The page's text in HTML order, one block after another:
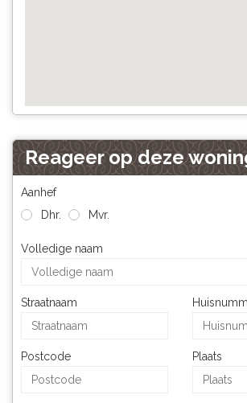
Reageer op deze
Aanhef
Dhr.
Mvr.
Volledige naam
Straatnaam
Postcode Plaats